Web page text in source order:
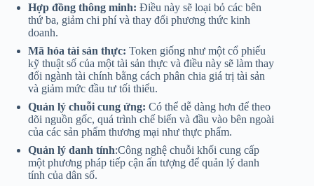
Hợp đồng thông minh: Điều này sẽ loại bỏ các bên
thứ ba, giảm chi phí và thay đổi phương thức kinh
doanh.
Mã hóa tài sản thực: Token giống như một cổ phiếu
kỹ thuật số của một tài sản thực và điều này sẽ làm thay
đổi ngành tài chính bằng cách phân chia giá trị tài sản
và giảm mức đầu tư tối thiểu.
Quản lý chuỗi cung ứng: Có thể dễ dàng hơn để theo
dõi nguồn gốc, quá trình chế biến và đầu vào bên ngoài
của các sản phẩm thương mại như thực phẩm.
Quản lý danh tính:Công nghệ chuỗi khối cung cấp
một phương pháp tiếp cận ấn tượng để quản lý danh
tính của dân số.